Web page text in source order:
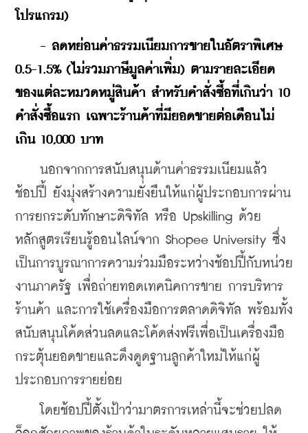
โปรแกรม)
- ลดหย่อนค่าธรรมเนียมการขายในอัตราพิเศษ
0.5-1.5% (ไม่รวมภาษีมูลค่าเพิ่ม) ตามรายละเอียด
ของแต่ละหมวดหมู่สินค้า สำหรับคำสั่งซี้อที่เกินว่า 10
คำสั่งซื้อแรก เฉพาะร้านค้าที่มียอดขายต่อเดือนไม่
เกิน 10,000 บาท
นอกจากการสนับสนุนด้านค่าธรรมเนียมแล้ว
ช้อปปี้ ยังมุ่งสร้างความยั่งยืนให้แก่ผู้ประกอบการผ่าน
การยกระดับทักษาะดิจิทัล หรือ Upskilling ด้วย
หลักสูตรเรียนรู้ออนไลน์จาก Shopee University ซึ่ง
เป็นการบูรณาการความร่วมมือระหว่างช้อปปี้กับหน่วย
งานภาครัฐ เพื่อถ่ายทอดเทคนิคการขาย การบริหาร
ร้านค้า และการใช้เครื่องมือการตลาดดิจิทัล พร้อมทั้ง
สนับสนุนโค้ดส่วนลดและโค้ดส่งฟรีเพื่อเป็นเครื่องมือ
กระตุ้นยอดขายและดึงดูดฐานลูกค้าใหม่ให้แก่ผู้
ประกอบการรายย่อย
โดยช้อปปี้ตั้งเป้าว่ามาตรการเหล่านี้จะช่วยปลด